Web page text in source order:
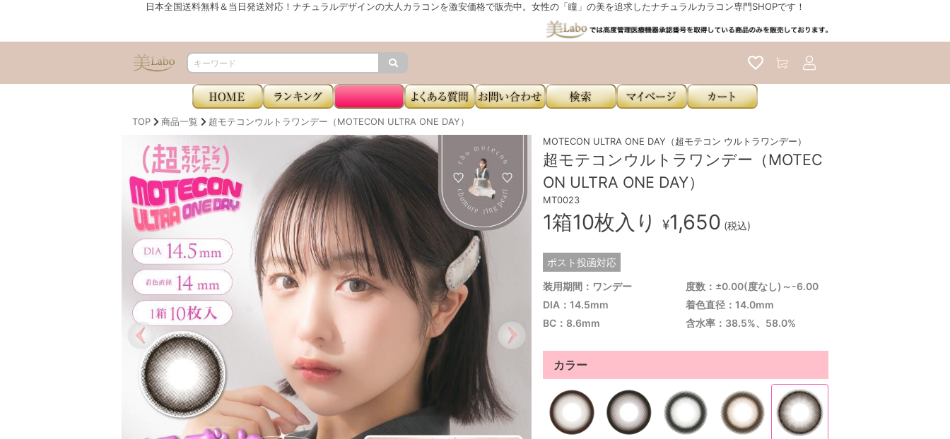
日本全国送料無料＆当日発送対応！ナチュラルデザインの大人カラコンを激安価格で販売中。女性の「瞳」の美を追求したナチュラルカラコン専門SHOPです！
TOP 商品一覧 超モテコンウルトラワンデー（MOTECON ULTRA ONE DAY）
MOTECON ULTRA ONE DAY（超モテコン ウルトラワンデー）
超モテコンウルトラワンデー（MOTEC
ON ULTRA ONE DAY）
MT0023
1箱10枚入り ¥1,650 (税込)
ポスト投函対応
装用期間：ワンデー
度数：±0.00(度なし)～-6.00
DIA：14.5mm
着色直径：14.0mm
BC：8.6mm
含水率：38.5%、58.0%
カラー